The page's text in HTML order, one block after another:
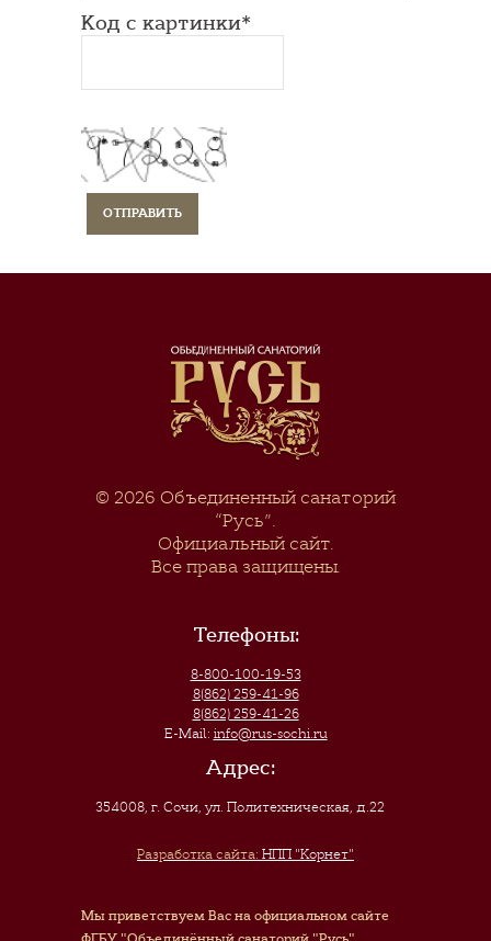
Код с картинки*
© 2026 Объединенный санаторий
“Русь”.
Официальный сайт.
Все права защищены.
Телефоны:
8-800-100-19-53
8(862) 259-41-96
8(862) 259-41-26
E-Mail: info@rus-sochi.ru
Адрес:
354008, г. Сочи,ул. Политехническая, д.22
Разработка сайта: НПП "Корнет"
Мы приветствуем Вас на официальном сайте